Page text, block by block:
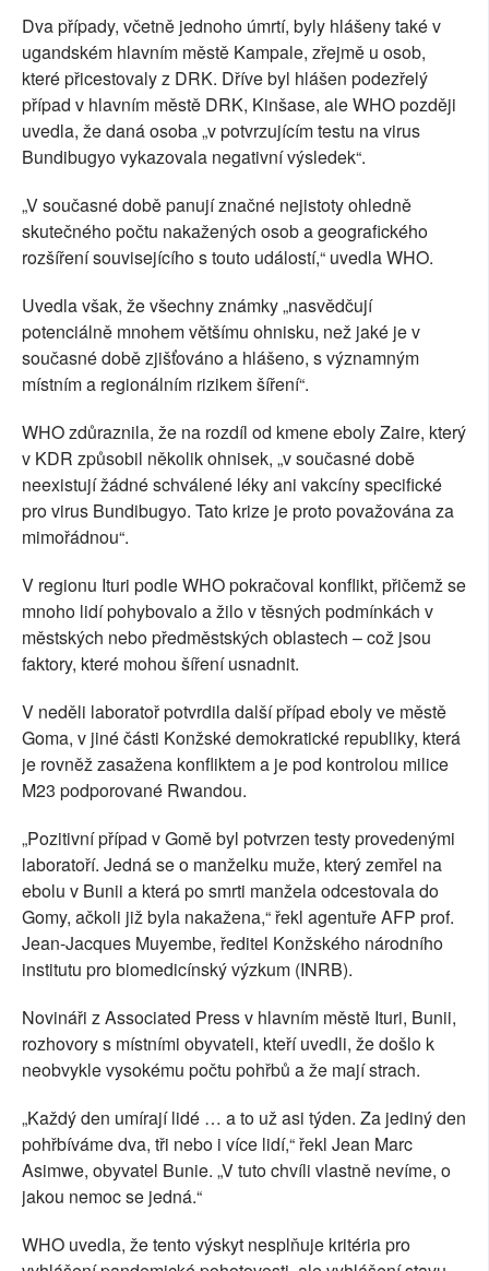
Dva případy, včetně jednoho úmrtí, byly hlášeny také v
ugandském hlavním městě Kampale, zřejmě u osob,
které přicestovaly z DRK. Dříve byl hlášen podezřelý
případ v hlavním městě DRK, Kinšase, ale WHO později
uvedla, že daná osoba „v potvrzujícím testu na virus
Bundibugyo vykazovala negativní výsledek“.
„V současné době panují značné nejistoty ohledně
skutečného počtu nakažených osob a geografického
rozšíření souvisejícího s touto událostí,“ uvedla WHO.
Uvedla však, že všechny známky „nasvědčují
potenciálně mnohem většímu ohnisku, než jaké je v
současné době zjišťováno a hlášeno, s významným
místním a regionálním rizikem šíření“.
WHO zdůraznila, že na rozdíl od kmene eboly Zaire, který
v KDR způsobil několik ohnisek, „v současné době
neexistují žádné schválené léky ani vakcíny specifické
pro virus Bundibugyo. Tato krize je proto považována za
mimořádnou“.
V regionu Ituri podle WHO pokračoval konflikt, přičemž se
mnoho lidí pohybovalo a žilo v těsných podmínkách v
městských nebo předměstských oblastech – což jsou
faktory, které mohou šíření usnadnit.
V neděli laboratoř potvrdila další případ eboly ve městě
Goma, v jiné části Konžské demokratické republiky, která
je rovněž zasažena konfliktem a je pod kontrolou milice
M23 podporované Rwandou.
„Pozitivní případ v Gomě byl potvrzen testy provedenými
laboratoří. Jedná se o manželku muže, který zemřel na
ebolu v Bunii a která po smrti manžela odcestovala do
Gomy, ačkoli již byla nakažena,“ řekl agentuře AFP prof.
Jean-Jacques Muyembe, ředitel Konžského národního
institutu pro biomedicínský výzkum (INRB).
Novináři z Associated Press v hlavním městě Ituri, Bunii,
rozhovory s místními obyvateli, kteří uvedli, že došlo k
neobvykle vysokému počtu pohřbů a že mají strach.
„Každý den umírají lidé … a to už asi týden. Za jediný den
pohřbíváme dva, tři nebo i více lidí,“ řekl Jean Marc
Asimwe, obyvatel Bunie. „V tuto chvíli vlastně nevíme, o
jakou nemoc se jedná.“
WHO uvedla, že tento výskyt nesplňuje kritéria pro